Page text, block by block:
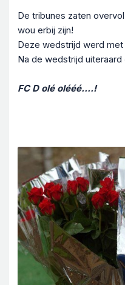
De tribunes zaten
wou erbij zijn!
Deze wedstrijd werd met
Na de wedstrijd
FC D olé olééé....!